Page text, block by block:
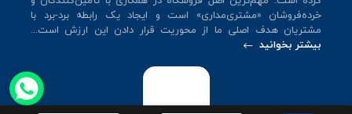
خرده‌فروشان «مشتری‌مداری» است و ایجاد یک رابطه برد-برد با
مشتریان هدف اصلی ما از محوریت قرار دادن این ارزش است...
بیشتر بخوانید